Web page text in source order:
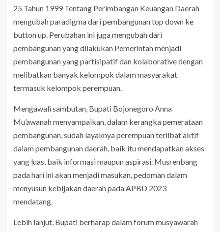
25 Tahun 1999 Tentang Perimbangan Keuangan Daerah
mengubah paradigma dari pembangunan top down ke
button up. Perubahan ini juga mengubah dari
pembangunan yang dilakukan Pemerintah menjadi
pembangunan yang partisipatif dan kolaborative dengan
melibatkan banyak kelompok dalam masyarakat
termasuk kelompok perempuan.
Mengawali sambutan, Bupati Bojonegoro Anna
Mu’awanah menyampaikan, dalam kerangka pemerataan
pembangunan, sudah layaknya perempuan terlibat aktif
dalam pembangunan daerah, baik itu mendapatkan akses
yang luas, baik informasi maupun aspirasi. Musrenbang
pada hari ini akan menjadi masukan, pedoman dalam
menyusun kebijakan daerah pada APBD 2023
mendatang.
Lebih lanjut, Bupati berharap dalam forum musyawarah